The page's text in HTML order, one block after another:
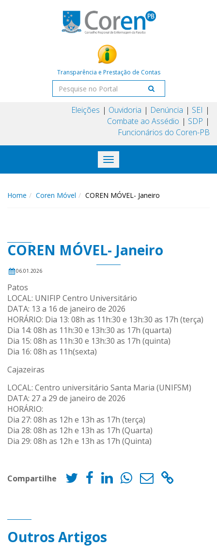
Transparência e Prestação de Contas
Eleições Ouvidoria Denúncia
SEI
Combate ao Assédio
SDP
Funcionários do Coren-PB
Toggle
navigation
Home Coren Móvel COREN MÓVEL- Janeiro
COREN MÓVEL- Janeiro
06.01.2026
Patos
LOCAL: UNIFIP Centro Universitário
DATA: 13 a 16 de janeiro de 2026
HORÁRIO: Dia 13: 08h as 11h:30 e 13h:30 as 17h (terça)
Dia 14: 08h as 11h:30 e 13h:30 as 17h (quarta)
Dia 15: 08h as 11h:30 e 13h:30 as 17h (quinta)
Dia 16: 08h as 11h(sexta)
Cajazeiras
LOCAL: Centro universitário Santa Maria (UNIFSM)
DATA: 27 a 29 de janeiro de 2026
HORÁRIO:
Dia 27: 08h as 12h e 13h as 17h (terça)
Dia 28: 08h as 12h e 13h as 17h (Quarta)
Dia 29: 08h as 12h e 13h as 17h (Quinta)
Compartilhe
Outros Artigos